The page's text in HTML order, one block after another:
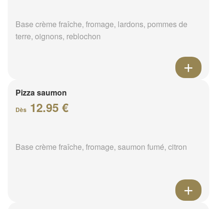
Base crème fraîche, fromage, lardons, pommes de
terre, oignons, reblochon
Pizza saumon
Dès 12.95 €
Base crème fraîche, fromage, saumon fumé, citron